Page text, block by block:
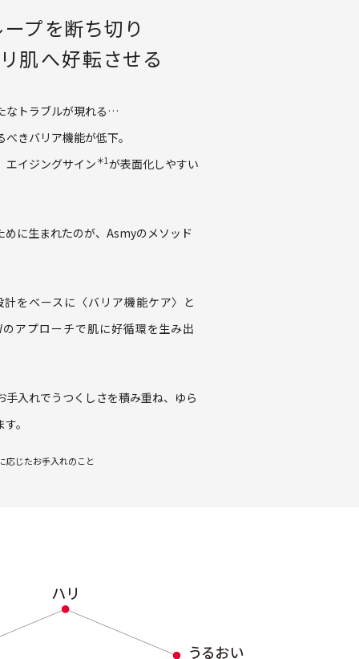
プを断ち切り
肌へ好転させる
なトラブルが現れる…
きバリア機能が低下。
エイジングサイン＊1 が表面化しやすい
に生まれたのが、 Asmyのメソッド
をベースに〈バリア機能ケア〉と
のアプローチで肌に好循環を生み出
入れでうつくしさを積み重ね、ゆら
。
応じたお手入れのこと